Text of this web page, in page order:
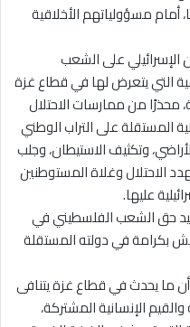
أمام مسؤولياتهم الأخلاقية
على الشعب
التي يتعرض لها في قطاع غزة
محذرًا من ممارسات الاحتلال
المستقلة على التراب الوطني
وتكثيف الاستيطان، وجلب
الاحتلال وغلاة المستوطنين
عليها.
حق الشعب الفلسطيني في
بكرامة في دولته المستقلة
أن ما يحدث في قطاع غزة يتنافى
الإنسانية المشتركة،